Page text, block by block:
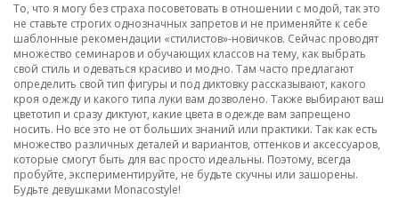
То, что я могу без страха посоветовать в отношении с модой, так это
не ставьте строгих однозначных запретов и не применяйте к себе
шаблонные рекомендации «стилистов»-новичков. Сейчас проводят
множество семинаров и обучающих классов на тему, как выбрать
свой стиль и одеваться красиво и модно. Там часто предлагают
определить свой тип фигуры и под диктовку рассказывают, какого
кроя одежду и какого типа луки вам дозволено. Также выбирают ваш
цветотип и сразу диктуют, какие цвета в одежде вам запрещено
носить. Но все это не от больших знаний или практики. Так как есть
множество различных деталей и вариантов, оттенков и аксессуаров,
которые смогут быть для вас просто идеальны. Поэтому, всегда
пробуйте, экспериментируйте, не будьте скучны или зашорены.
Будьте девушками Monacostyle!